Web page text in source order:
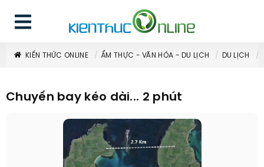
KIẾN THỨC ONLINE ẨM THỰC - VĂN HÓA - DU LỊCH DU LỊCH
Chuyến bay kéo dài... 2 phút